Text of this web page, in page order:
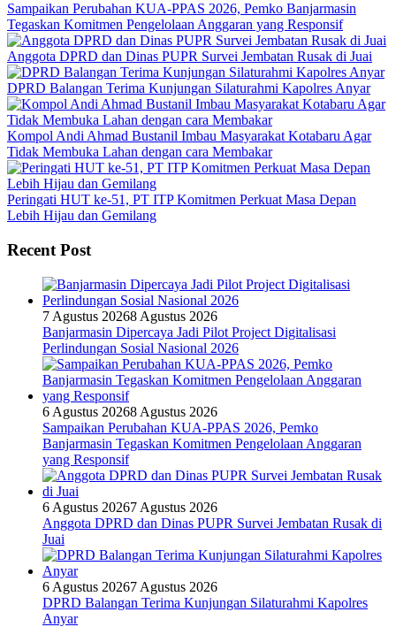
Sampaikan Perubahan KUA-PPAS 2026, Pemko Banjarmasin
Tegaskan Komitmen Pengelolaan Anggaran yang Responsif
Anggota DPRD dan Dinas PUPR Survei Jembatan Rusak di Juai
DPRD Balangan Terima Kunjungan Silaturahmi Kapolres Anyar
Kompol Andi Ahmad Bustanil Imbau Masyarakat Kotabaru Agar
Tidak Membuka Lahan dengan cara Membakar
Peringati HUT ke-51, PT ITP Komitmen Perkuat Masa Depan
Lebih Hijau dan Gemilang
Recent Post
7 Agustus 20268 Agustus 2026
Banjarmasin Dipercaya Jadi Pilot Project Digitalisasi
Perlindungan Sosial Nasional 2026
6 Agustus 20268 Agustus 2026
Sampaikan Perubahan KUA-PPAS 2026, Pemko
Banjarmasin Tegaskan Komitmen Pengelolaan Anggaran
yang Responsif
6 Agustus 20267 Agustus 2026
Anggota DPRD dan Dinas PUPR Survei Jembatan Rusak di
Juai
6 Agustus 20267 Agustus 2026
DPRD Balangan Terima Kunjungan Silaturahmi Kapolres
Anyar